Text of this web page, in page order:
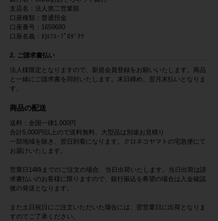
支店名：法人第二営業部
口座種類：普通預金
口座番号：1659680
口座名義：ｶ)ｴﾌｴｰﾌﾟﾛﾀﾞｸﾂ
2. ご請求書払い
法人様限定となりますので、新規会員登録をお願いいたします。商品
と一緒にご請求書を同封いたします。末日締め、翌月末払いとなりま
す。
商品の配送
送料：全国一律1,000円
合計5,000円以上ので送料無料、大型品は別途お見積り
一部地域を除き、翌日到着になります。クロネコヤマトの宅急便にて
お届けいたします。
営業日14時までのご注文の場合、当日出荷いたします。当日出荷は請
求書払いのお客様に限りますので、銀行振込を希望の場合は入金確認
後の発送となります。
また土日祝日にご注文いただいた場合には、翌営業日に出荷となりま
すのでご了承ください。